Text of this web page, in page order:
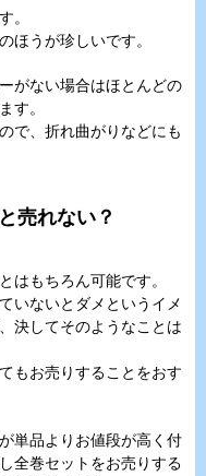
。
ほうが珍しいです。
がない場合はほとんどの
す。
で、折れ曲がりなどにも
売れない？
はもちろん可能です。
いないとダメというイメ
決してそのようなことは
もお売りすることをおす
単品よりお値段が高く付
全巻セットをお売りする